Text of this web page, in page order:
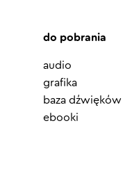
do pobrania
audio
grafika
baza dźwięków
ebooki